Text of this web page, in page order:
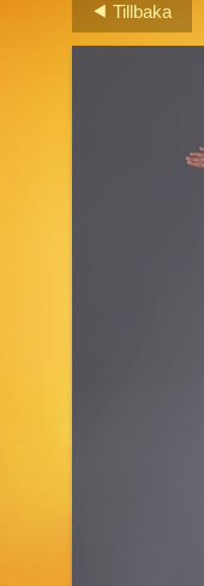
Tillbaka